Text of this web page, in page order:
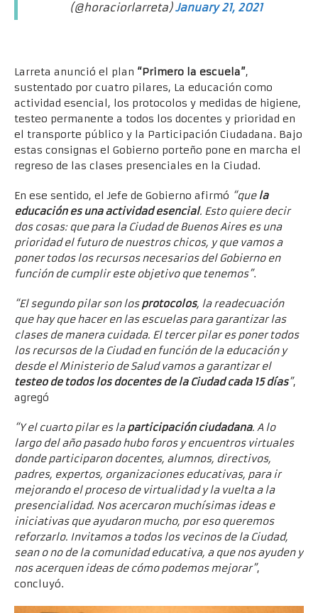
(@horaciorlarreta)January 21, 2021
Larreta anunció el plan “Primero la escuela”,
sustentado por cuatro pilares, La educación como
actividad esencial, los protocolos y medidas de higiene,
testeo permanente a todos los docentes y prioridad en
el transporte público y la Participación Ciudadana. Bajo
estas consignas el Gobierno porteño pone en marcha el
regreso de las clases presenciales en la Ciudad.
En ese sentido, el Jefe de Gobierno afirmó “quela
educación es una actividad esencial. Esto quiere decir
dos cosas: que para la Ciudad de Buenos Aires es una
prioridad el futuro de nuestros chicos, y que vamos a
poner todos los recursos necesarios del Gobierno en
función de cumplir este objetivo que tenemos”.
“El segundo pilar son losprotocolos, la readecuación
que hay que hacer en las escuelas para garantizar las
clases de manera cuidada. El tercer pilar es poner todos
los recursos de la Ciudad en función de la educación y
desde el Ministerio de Salud vamos a garantizar el
testeo de todos los docentes de la Ciudad cada 15 días”,
agregó
“Y el cuarto pilar es laparticipación ciudadana. A lo
largo del año pasado hubo foros y encuentros virtuales
donde participaron docentes, alumnos, directivos,
padres, expertos, organizaciones educativas, para ir
mejorando el proceso de virtualidad y la vuelta a la
presencialidad. Nos acercaron muchísimas ideas e
iniciativas que ayudaron mucho, por eso queremos
reforzarlo. Invitamos a todos los vecinos de la Ciudad,
sean o no de la comunidad educativa, a que nos ayuden y
nos acerquen ideas de cómo podemos mejorar”,
concluyó.